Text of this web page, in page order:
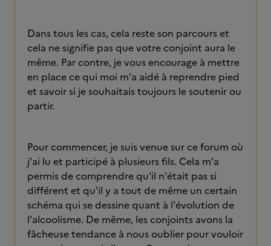
Dans tous les cas, cela reste son parcours et
cela ne signifie pas que votre conjoint aura le
même. Par contre, je vous encourage à mettre
en place ce qui moi m'a aidé à reprendre pied
et savoir si je souhaitais toujours le soutenir ou
partir.
Pour commencer, je suis venue sur ce forum où
j'ai lu et participé à plusieurs fils. Cela m'a
permis de comprendre qu'il n'était pas si
différent et qu'il y a tout de même un certain
schéma qui se dessine quant à l'évolution de
l'alcoolisme. De même, les conjoints avons la
fâcheuse tendance à nous oublier pour vouloir